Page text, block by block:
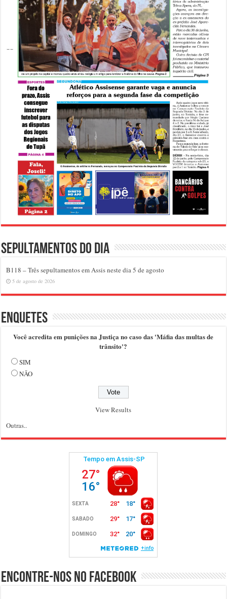
Sepultamentos do dia
B118 – Três sepultamentos em Assis neste dia 5 de agosto
5 de agosto de 2026
Enquetes
Você acredita em punições na Justiça no caso das 'Máfia das multas de
trânsito'?
SIM
NÃO
View Results
Outras..
Encontre-nos no Facebook